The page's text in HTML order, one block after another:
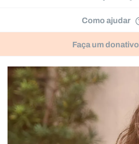
Como ajudar
Faça um donativo